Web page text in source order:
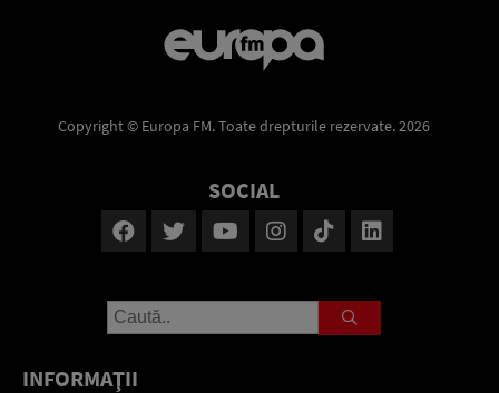
Copyright © Europa FM. Toate drepturile rezervate. 2026
SOCIAL
INFORMAŢII